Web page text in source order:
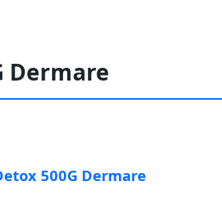
Dermare
500G Dermare